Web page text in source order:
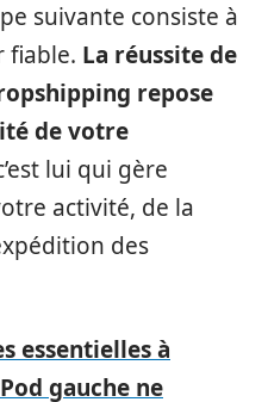
suivante consiste à
fiable. La réussite de
repose
de votre
lui qui gère
activité, de la
des
essentielles à
gauche ne